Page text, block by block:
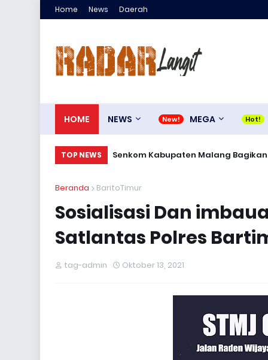
Home News Daerah
HOME NEWS MEGA
TOP NEWS Senkom Kabupaten Malang
Beranda BaritoTimur
Sosialisasi Dan
Satlantas Polres
tag-admin Oktober 13, 2021